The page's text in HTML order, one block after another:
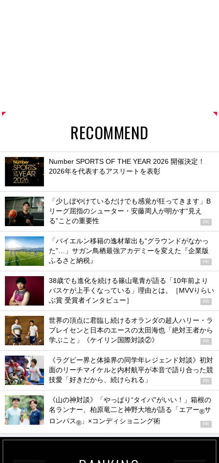
RECOMMEND
Number SPORTS OF THE YEAR 2026 開催決定！
2026年を代表するアスリートを表彰
「少しぼやけているだけでも感覚が狂ってきます」B
リーグ屈指のシューター・安藤周人が明かす“見え
る”ことの重要性
PR
「バイエルン移籍の逸材輩出も“グラウンドがなかっ
た”…」サガン鳥栖最強アカデミーを変えた『企業版
ふるさと納税』
PR
38歳でも進化を続ける篠山竜青が語る「10年前より
バスケが上手くなっている」理由とは。［MVVりらい
ぶ賞 受賞者インタビュー］
PR
世界の頂点に君臨し続けるオランダの超人ハリー・ラ
ブレイセンと日本のエースの太田海也「絶対王者から
学ぶこと」《ケイリン国際対談②》
PR
《ラグビー界と体操界の同学年レジェンド対談》初対
面のリーチマイケルと内村航平が本音で語り合った競
技愛「好きだから、続けられる」
PR
《山の神対談》「やっぱり“タイパ”がいい！」箱根の
名ランナー、柏原竜二と神野大地が語る「エアー®サ
ロンパス® 」×コンディショニング術 PR